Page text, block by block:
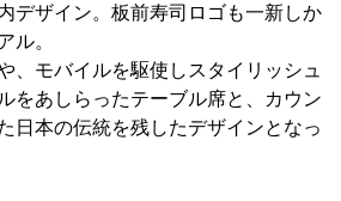
デザイン。板前寿司ロゴも一新しか
ル。
、モバイルを駆使しスタイリッシュ
をあしらったテーブル席と、カウン
日本の伝統を残したデザインとなっ